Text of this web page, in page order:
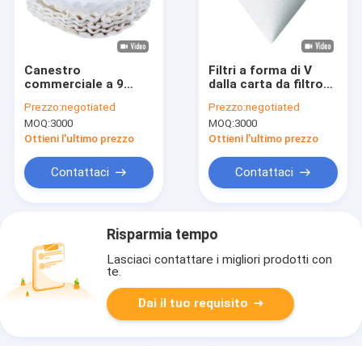
Canestro
commerciale a 9
candeggiato di Wave
del filtro da caffè del
canestro
Prezzo:negotiated
MOQ:3000
Ottieni l'ultimo prezzo
Contattaci
Filtri a forma di V
dalla carta da filtro
commestibile per
una macchinetta del
caffè di 5 tazze
Prezzo:negotiated
MOQ:3000
Ottieni l'ultimo prezzo
Contattaci
Risparmia tempo
Lasciaci contattare i migliori prodotti con
te.
Dai il tuo requisito